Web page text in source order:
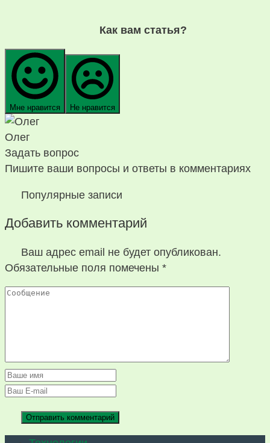
Как вам статья?
Мне нравится Не нравится
Олег
Задать вопрос
Пишите ваши вопросы и ответы в комментариях
Популярные записи
Добавить комментарий
Ваш адрес email не будет опубликован.
Обязательные поля помечены *